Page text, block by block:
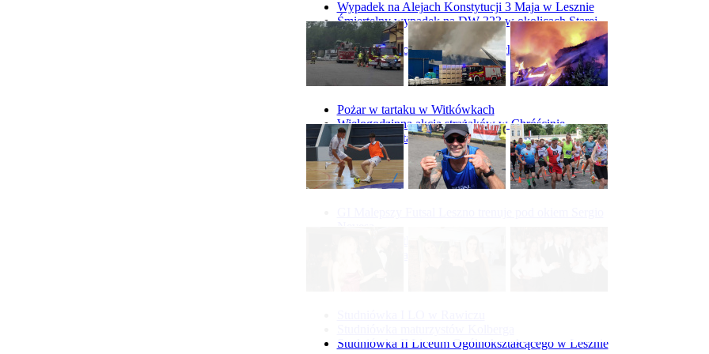
Wypadek na Alejach Konstytucji 3 Maja w Lesznie
Śmiertelny wypadek na DW 323 w okolicach Starej
Góry
Wypadek na obwodnicy Święciechowy
Pożar w tartaku w Witkówkach
Wielogodzinna akcja strażaków w Chróścinie
Pożar hali tartaku w Racocie
Studniówka II Liceum Ogólnokształcącego w Lesznie